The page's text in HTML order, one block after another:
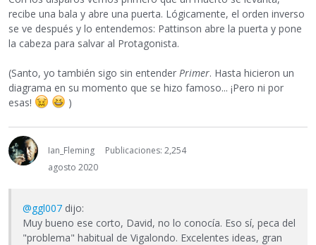
recibe una bala y abre una puerta. Lógicamente, el orden inverso
se ve después y lo entendemos: Pattinson abre la puerta y pone
la cabeza para salvar al Protagonista.
(Santo, yo también sigo sin entender Primer. Hasta hicieron un
diagrama en su momento que se hizo famoso... ¡Pero ni por
esas!
)
Ian_Fleming
Publicaciones: 2,254
agosto 2020
@ggl007 dijo:
Muy bueno ese corto, David, no lo conocía. Eso sí, peca del
"problema" habitual de Vigalondo. Excelentes ideas, gran